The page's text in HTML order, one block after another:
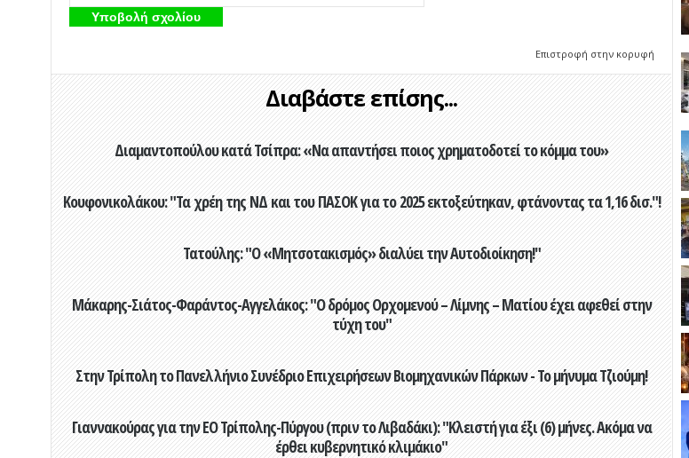
Επιστροφή στην κορυφή
Διαβάστε επίσης...
Διαμαντοπούλου κατά Τσίπρα: «Να απαντήσει ποιος χρηματοδοτεί το κόμμα του»
Κουφονικολάκου: "Τα χρέη της ΝΔ και του ΠΑΣΟΚ για το 2025 εκτοξεύτηκαν, φτάνοντας τα 1,16 δισ."!
Τατούλης: "Ο «Μητσοτακισμός» διαλύει την Αυτοδιοίκηση!"
Μάκαρης-Σιάτος-Φαράντος-Αγγελάκος: "Ο δρόμος Ορχομενού – Λίμνης – Ματίου έχει αφεθεί στην
τύχη του"
Στην Τρίπολη το Πανελλήνιο Συνέδριο Επιχειρήσεων Βιομηχανικών Πάρκων - Το μήνυμα Τζιούμη!
Γιαννακούρας για την EO Τρίπολης-Πύργου (πριν το Λιβαδάκι): "Κλειστή για έξι (6) μήνες. Ακόμα να
έρθει κυβερνητικό κλιμάκιο"